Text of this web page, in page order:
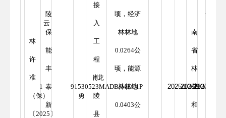
1
云
林
许
准
（保）
〔2025〕
陵
保
能
丰
泰
新
91530523MADBJMEC1P
肖
勇
接
入
工
程
（龙
陵
县
顷，经济
林林地
0.0264公
顷，能源
林林地
0.0403公
2025/10/29
2025/10/29
2027/10/29
云
南
省
林
业
和